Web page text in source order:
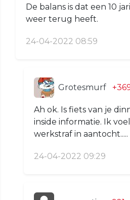
De balans is dat een 10
weer terug heeft.
24-04-2022 08:59
Grotesmurf
Ah ok. Is fiets van je
inside informatie. Ik
werkstraf in aantocht.....
24-04-2022 09:29